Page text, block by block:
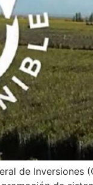
de Inversiones